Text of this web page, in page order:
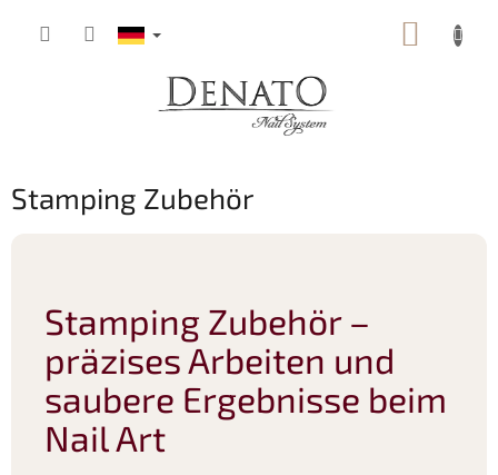
Stamping Zubehör
Stamping Zubehör –
präzises Arbeiten und
saubere Ergebnisse beim
Nail Art